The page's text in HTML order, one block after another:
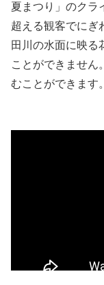
夏まつり」のクラ
超える観客でにぎ
田川の水面に映る
ことができません
むことができます。